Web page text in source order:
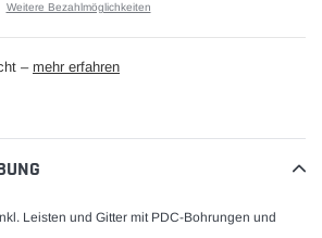
Weitere Bezahlmöglichkeiten
– mehr erfahren
Leisten und Gitter mit PDC-Bohrungen und